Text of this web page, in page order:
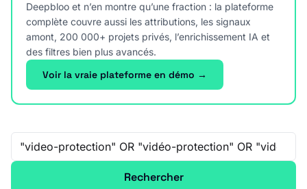
Deepbloo et n’en montre qu’une fraction : la plateforme
complète couvre aussi les attributions, les signaux
amont, 200 000+ projets privés, l’enrichissement IA et
des filtres bien plus avancés.
Voir la vraie plateforme en démo →
Recherche libre
Rechercher